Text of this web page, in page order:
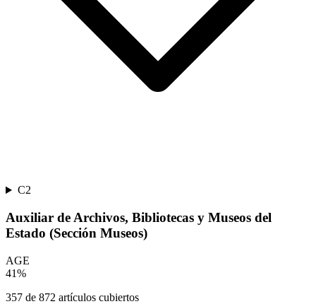
C2
Auxiliar de Archivos, Bibliotecas y Museos del
Estado (Sección Museos)
AGE
41%
357 de 872 artículos cubiertos